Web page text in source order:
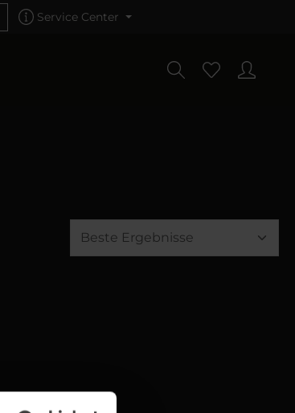
Service Center